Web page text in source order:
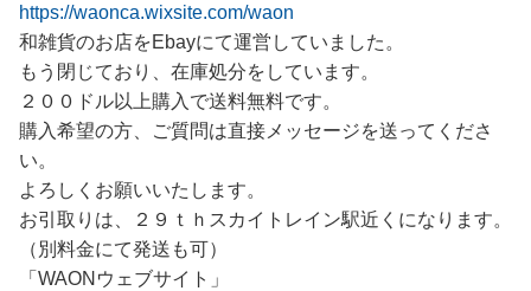
https://waonca.wixsite.com/waon
和雑貨のお店をEbayにて運営していました。
もう閉じており、在庫処分をしています。
２００ドル以上購入で送料無料です。
購入希望の方、ご質問は直接メッセージを送ってくださ
い。
よろしくお願いいたします。
お引取りは、２９ｔｈスカイトレイン駅近くになります。
（別料金にて発送も可）
「WAONウェブサイト」